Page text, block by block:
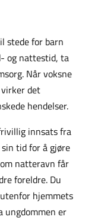
stede for barn
og nattestid, ta
Når voksne
det
hendelser.
innsats fra
tid for å gjøre
natteravn får
foreldre. Du
hjemmets
ungdommen er